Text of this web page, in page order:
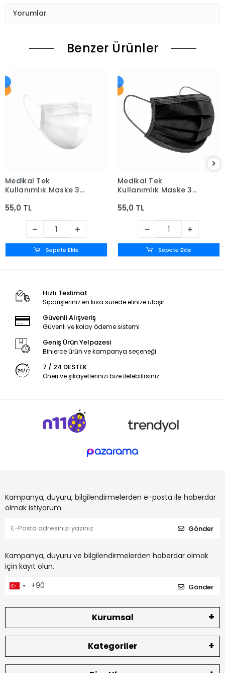
Yorumlar
Benzer Ürünler
Medikal Tek
Kullanımlık Maske 3
Filtreli 50'li Kutu -
55,0 TL
Sepete Ekle
Medikal Tek
Kullanımlık Maske 3
Filtreli 50'li Kutu - Siyah
55,0 TL
Sepete Ekle
Hızlı Teslimat
Siparişleriniz en kısa sürede elinize ulaşır.
Güvenli Alışveriş
Güvenli ve kolay ödeme sistemi
Geniş Ürün Yelpazesi
Binlerce ürün ve kampanya seçeneği
7 / 24 DESTEK
Öneri ve şikayetlerinizi bize iletebilirsiniz.
Kampanya, duyuru, bilgilendirmelerden e-posta ile haberdar
olmak istiyorum.
Gönder
Kampanya, duyuru ve bilgilendirmelerden haberdar olmak
için kayıt olun.
Gönder
Kurumsal
Kategoriler